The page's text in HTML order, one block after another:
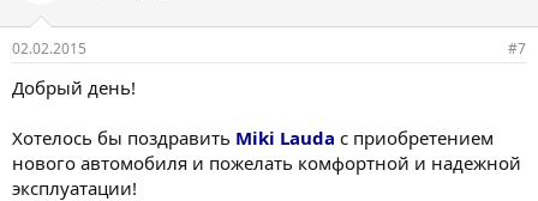
02.02.2015 #7
Добрый день!
Хотелось бы поздравить Miki Lauda с приобретением
нового автомобиля и пожелать комфортной и надежной
эксплуатации!